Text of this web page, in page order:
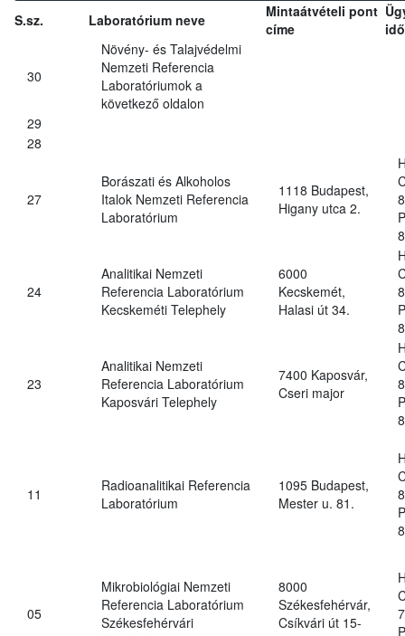
S.sz. Laboratórium neve
Mintaátvételi pont
címe
idő
30
Növény- és Talajvédelmi
Nemzeti Referencia
Laboratóriumok a
következő oldalon
29
28
27
Borászati és Alkoholos
Italok Nemzeti Referencia
Laboratórium
1118 Budapest,
Higany utca 2.
24
Analitikai Nemzeti
Referencia Laboratórium
Kecskeméti Telephely
6000
Kecskemét,
Halasi út 34.
23
Analitikai Nemzeti
Referencia Laboratórium
Kaposvári Telephely
7400 Kaposvár,
Cseri major
11
Radioanalitikai Referencia
Laboratórium
1095 Budapest,
Mester u. 81.
05
Mikrobiológiai Nemzeti
Referencia Laboratórium
Székesfehérvári
8000
Székesfehérvár,
Csíkvári út 15-